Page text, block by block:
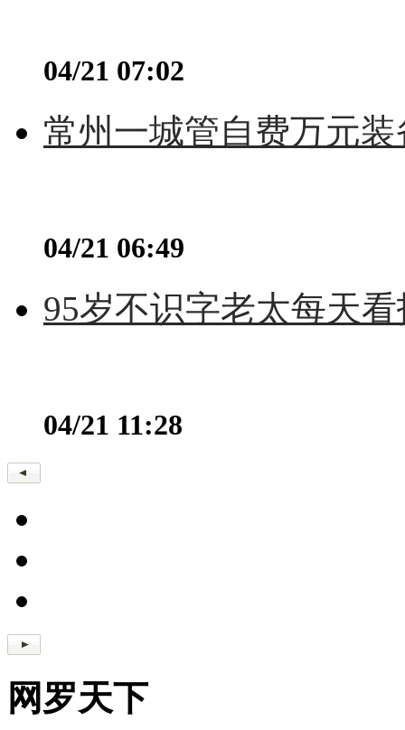
04/21 07:02
常州一城管自费万元
04/21 06:49
95岁不识字老太每天
04/21 11:28
网罗天下